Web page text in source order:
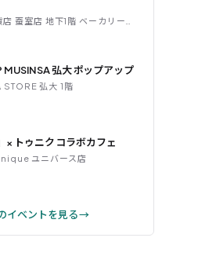
MUSINSA 弘大 ポップアップ
STORE 弘大 1階
× トゥニク コラボカフェ
ユニバース店
イベントを見る →